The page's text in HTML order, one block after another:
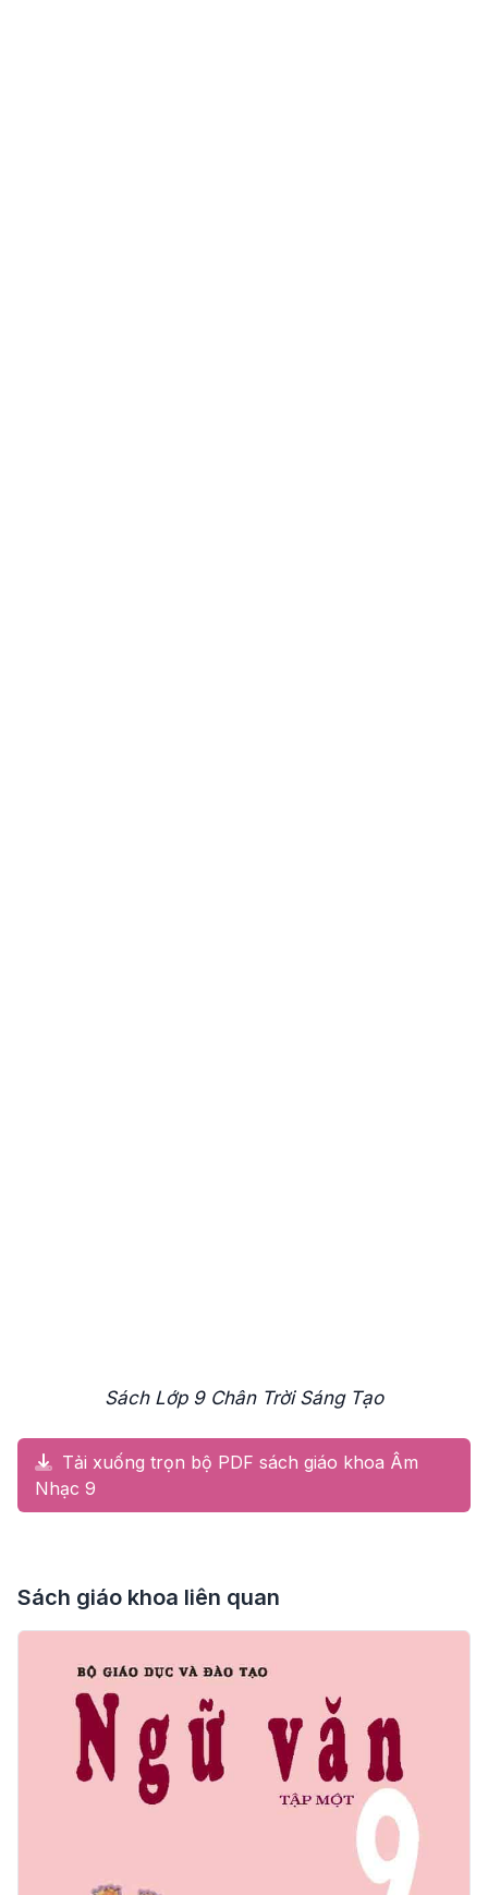
Sách Lớp 9 Chân Trời Sáng Tạo
Tải xuống trọn bộ PDF sách giáo khoa Âm
Nhạc 9
Sách giáo khoa liên quan